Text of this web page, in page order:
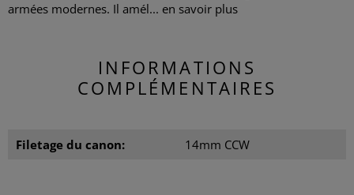
armées modernes. Il amél... en savoir plus
INFORMATIONS
COMPLÉMENTAIRES
Filetage du canon: 14mm CCW